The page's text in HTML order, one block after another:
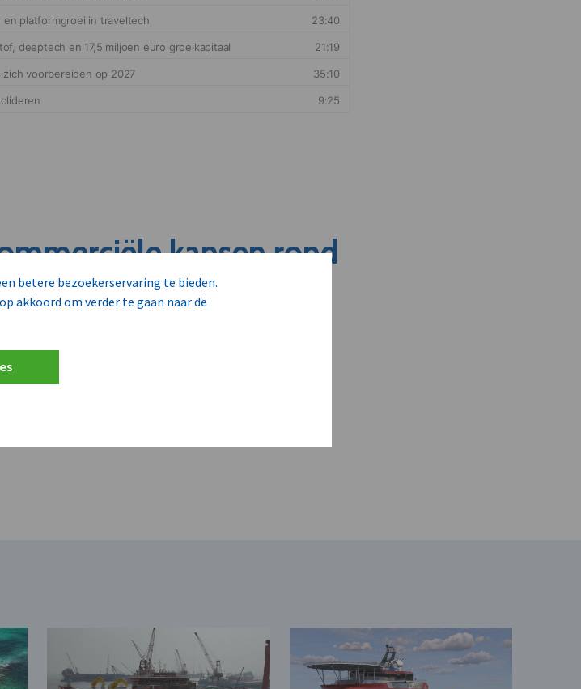
betere bezoekerservaring te bieden.
akkoord om verder te gaan naar de
kansen rond